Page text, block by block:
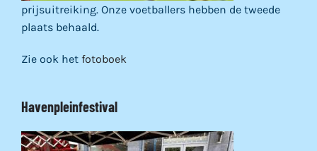
prijsuitreiking. Onze voetballers hebben de tweede
plaats behaald.
Zie ook het fotoboek
Havenpleinfestival